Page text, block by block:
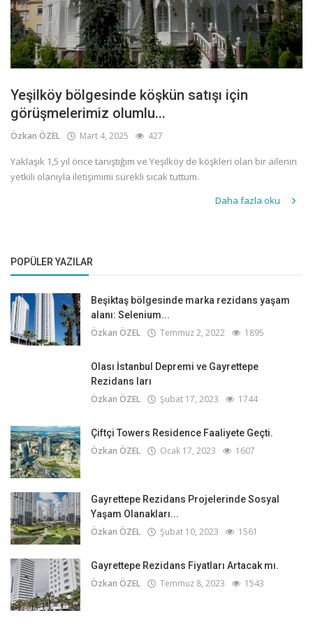
Yeşilköy bölgesinde köşkün satışı için
görüşmelerimiz olumlu...
Özkan ÖZEL Mart 4, 2025 427
Yaklaşık 1,5 yıl önce tanıştığım ve Yeşilköy de köşkleri olan bir ailenin
yetkili olanıyla iletişimimi sürekli sıcak tuttum.
Daha fazla oku
POPÜLER YAZILAR
Beşiktaş bölgesinde marka rezidans yaşam
alanı: Selenium...
Özkan ÖZEL Temmuz 2, 2022 1895
Olası İstanbul Depremi ve Gayrettepe
Rezidans ları
Özkan ÖZEL Şubat 17, 2023 1744
Çiftçi Towers Residence Faaliyete Geçti.
Özkan ÖZEL Ocak 17, 2023 1607
Gayrettepe Rezidans Projelerinde Sosyal
Yaşam Olanakları...
Özkan ÖZEL Şubat 10, 2023 1561
Gayrettepe Rezidans Fiyatları Artacak mı.
Özkan ÖZEL Temmuz 8, 2023 1543